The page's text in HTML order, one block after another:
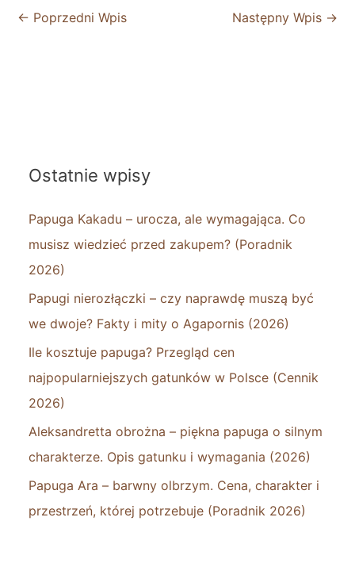
← Poprzedni Wpis Następny Wpis →
Ostatnie wpisy
Papuga Kakadu – urocza, ale wymagająca. Co
musisz wiedzieć przed zakupem? (Poradnik
2026)
Papugi nierozłączki – czy naprawdę muszą być
we dwoje? Fakty i mity o Agapornis (2026)
Ile kosztuje papuga? Przegląd cen
najpopularniejszych gatunków w Polsce (Cennik
2026)
Aleksandretta obrożna – piękna papuga o silnym
charakterze. Opis gatunku i wymagania (2026)
Papuga Ara – barwny olbrzym. Cena, charakter i
przestrzeń, której potrzebuje (Poradnik 2026)